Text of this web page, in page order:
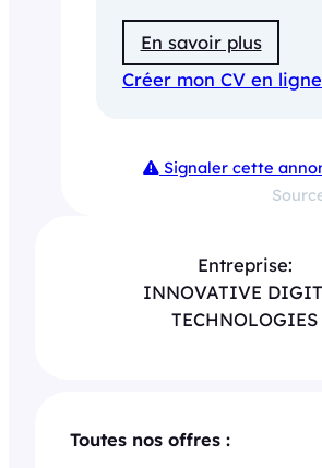
En savoir plus
Créer mon CV en ligne
Signaler cette
Entreprise:
INNOVATIVE
TECHNOLOGIES
Toutes nos offres :